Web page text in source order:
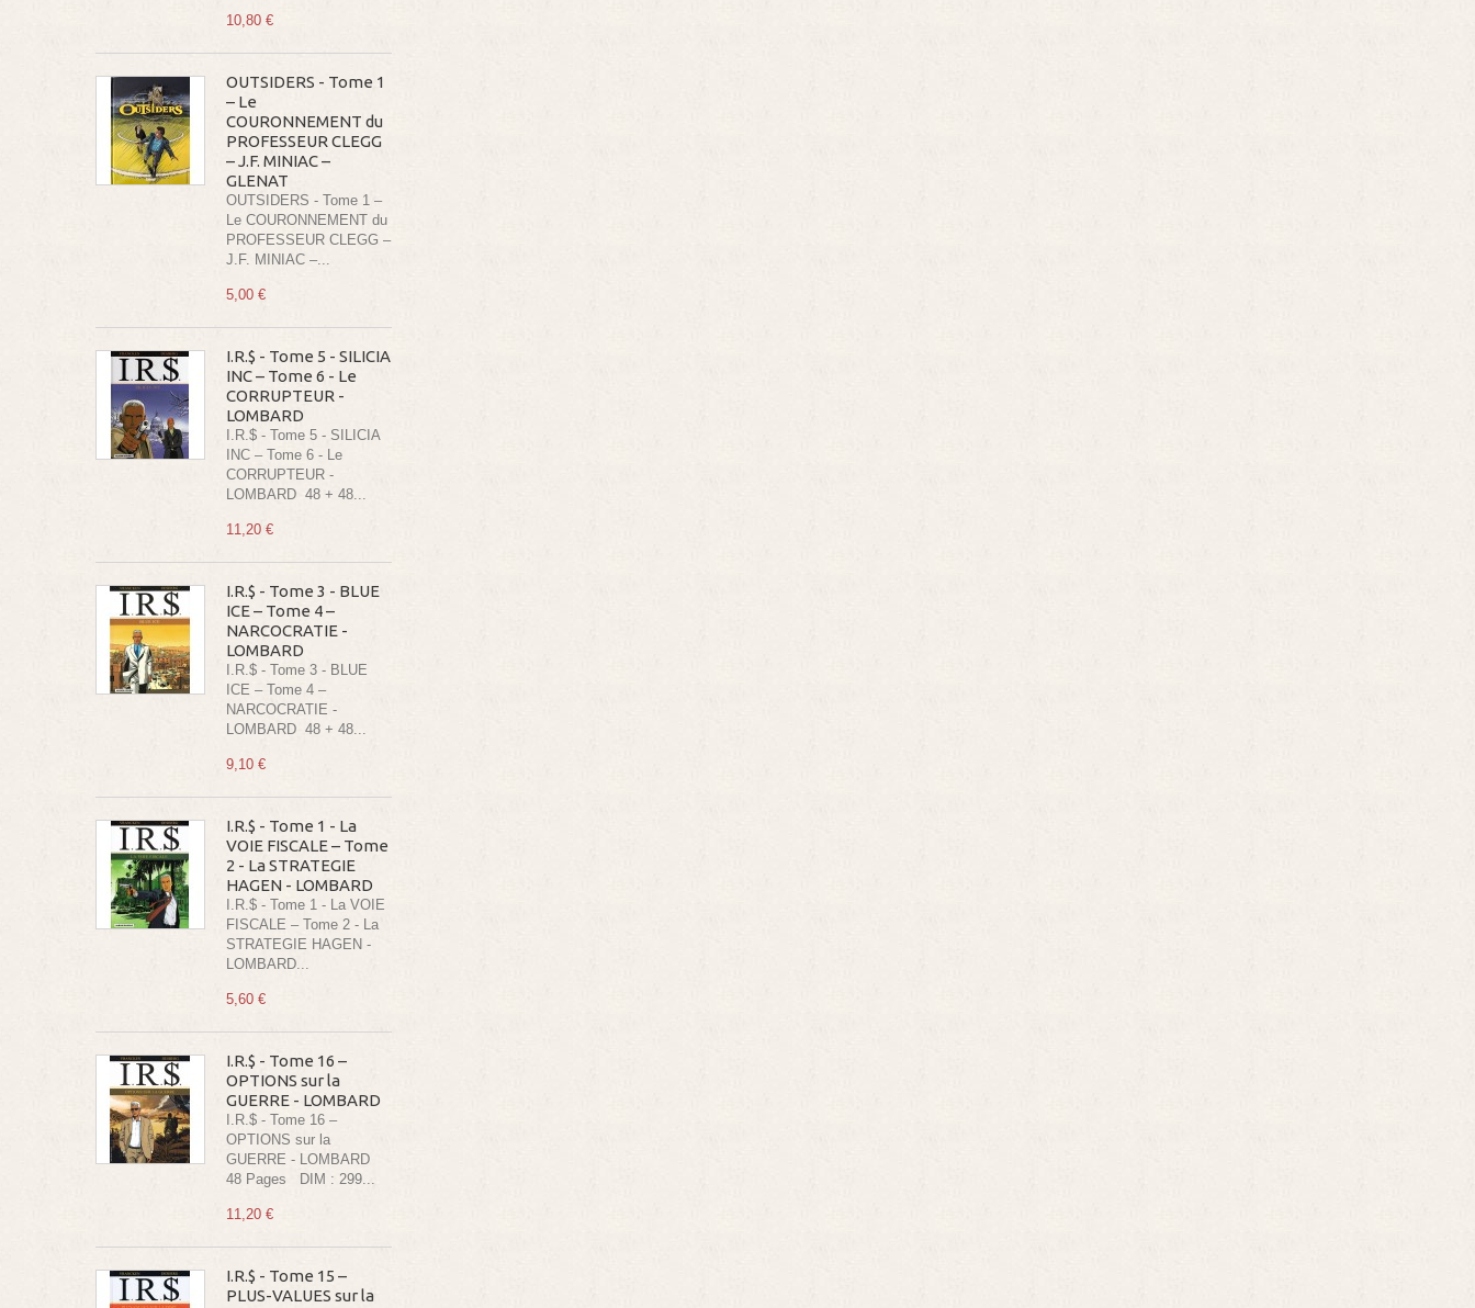
10,80 €
OUTSIDERS - Tome 1
– Le
COURONNEMENT du
PROFESSEUR CLEGG
– J.F. MINIAC –
GLENAT
OUTSIDERS - Tome 1 –
Le COURONNEMENT du
PROFESSEUR CLEGG –
J.F. MINIAC –...
5,00 €
I.R.$ - Tome 5 - SILICIA
INC – Tome 6 - Le
CORRUPTEUR -
LOMBARD
I.R.$ - Tome 5 - SILICIA
INC – Tome 6 - Le
CORRUPTEUR -
LOMBARD 48 + 48...
11,20 €
I.R.$ - Tome 3 - BLUE
ICE – Tome 4 –
NARCOCRATIE -
LOMBARD
I.R.$ - Tome 3 - BLUE
ICE – Tome 4 –
NARCOCRATIE -
LOMBARD 48 + 48...
9,10 €
I.R.$ - Tome 1 - La
VOIE FISCALE – Tome
2 - La STRATEGIE
HAGEN - LOMBARD
I.R.$ - Tome 1 - La VOIE
FISCALE – Tome 2 - La
STRATEGIE HAGEN -
LOMBARD...
5,60 €
I.R.$ - Tome 16 –
OPTIONS sur la
GUERRE - LOMBARD
I.R.$ - Tome 16 –
OPTIONS sur la
GUERRE - LOMBARD
48 Pages DIM : 299...
11,20 €
I.R.$ - Tome 15 –
PLUS-VALUES sur la